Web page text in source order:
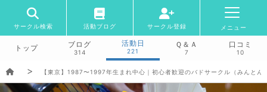
サークル検索 活動ブログ サークル登録 メニュー
トップ ブログ
314
活動日
221
Ｑ＆Ａ
7
口コミ
10
【東京】1987〜1997年生まれ中心｜初心者歓迎のバドサークル（みんとん